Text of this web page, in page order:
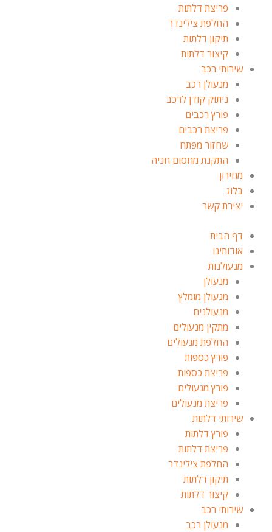
פריצת דלתות
החלפת צילינדר
תיקון דלתות
קיצור דלתות
שירותי רכב
מנעולן רכב
ניתוק קודן לרכב
פורץ רכבים
פריצת רכבים
שחזור מפתח
התקנת מחסום חניה
מחירון
בלוג
יצירת קשר
דף הבית
אודותינו
מנעולנות
מנעולן
מנעולן מומלץ
מנעולנים
מתקין מנעולים
החלפת מנעולים
פורץ כספות
פריצת כספות
פורץ מנעולים
פריצת מנעולים
שירותי דלתות
פורץ דלתות
פריצת דלתות
החלפת צילינדר
תיקון דלתות
קיצור דלתות
שירותי רכב
מנעולן רכב